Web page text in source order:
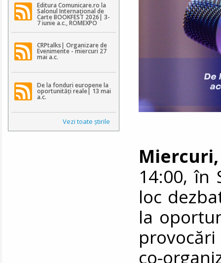
Editura Comunicare.ro la
Salonul Internațional de
Carte BOOKFEST 2026| 3-
7 iunie a.c., ROMEXPO
CRPtalks| Organizare de
Evenimente - miercuri 27
mai a.c.
De la fonduri europene la
oportunități reale| 13 mai
a.c.
Vezi toate ştirile
Miercuri,
14:00, în
loc
la
co-